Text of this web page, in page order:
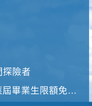
探險者
業生限額免費參加